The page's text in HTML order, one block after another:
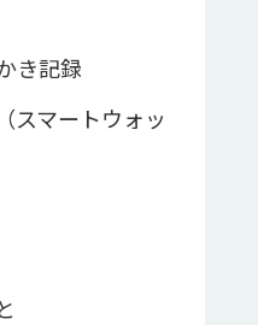
き記録
スマートウォッ